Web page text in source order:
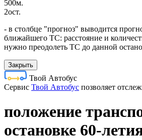
500м.
2ост.
- в столбце "прогноз" выводится
ближайшего ТС: расстояние и
нужно преодолеть ТС до данной
Закрыть
Твой Автобус
Cервис Твой Автобус позволяет
положение
остановке 60-